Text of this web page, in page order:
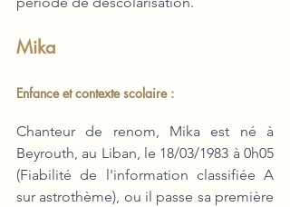
Mika
Enfance et contexte scolaire :
Chanteur de renom, Mika est né à
Beyrouth, au Liban, le 18/03/1983 à 0h05
(Fiabilité de l'information classifiée A
sur astrothème), ou il passe sa première